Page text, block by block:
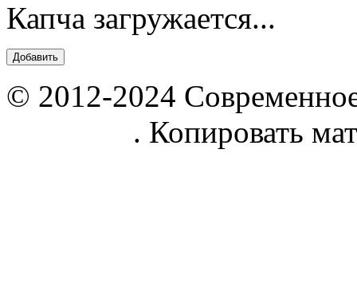
Капча загружается...
© 2012-2024
. Копировать